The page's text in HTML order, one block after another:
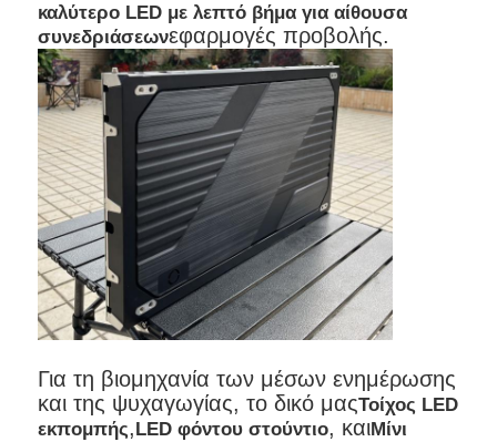
καλύτερο LED με λεπτό βήμα για αίθουσα
συνεδριάσεωνεφαρμογές προβολής.
Για τη βιομηχανία των μέσων ενημέρωσης
και της ψυχαγωγίας, το δικό μαςΤοίχος LED
εκπομπής, LED φόντου στούντιο, καιΜίνι